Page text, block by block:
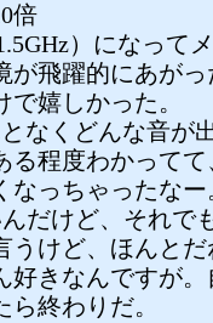
倍
）になって
が飛躍的にあが
嬉しかった。
なくどんな音が
る程度わかって
なっちゃったな
だけど、それで
うけど、ほんと
好きなんですが
終わりだ。